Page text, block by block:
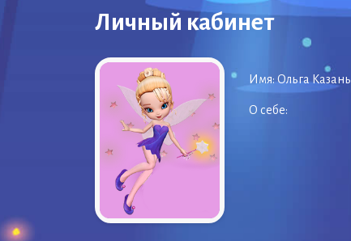
Личный кабинет
Имя: Ольга Казань
О себе: